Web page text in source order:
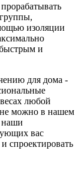
изоляции
и
для дома -
любой
можно в нашем
наши
вас
спроектировать